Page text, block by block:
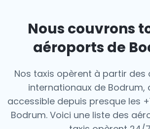
Nous couvrons
aéroports de
Nos taxis opèrent à partir des
internationaux de Bodrum,
accessible depuis presque les
Bodrum. Voici une liste des